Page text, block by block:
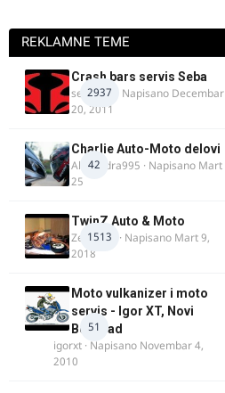
REKLAMNE TEME
2937
Crash bars servis Seba
seba011 · Napisano Decembar
20, 2011
42
Charlie Auto-Moto delovi
Alexandra995 · Napisano Mart
25
1513
TwinZ Auto & Moto
Zeljkamp · Napisano Mart 9,
2018
51
Moto vulkanizer i moto
servis - Igor XT, Novi
Beograd
igorxt · Napisano Novembar 4,
2010